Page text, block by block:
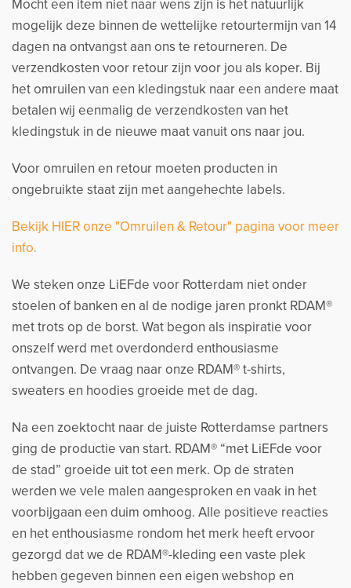
Mocht een item niet naar wens zijn is het natuurlijk
mogelijk deze binnen de wettelijke retourtermijn van 14
dagen na ontvangst aan ons te retourneren. De
verzendkosten voor retour zijn voor jou als koper. Bij
het omruilen van een kledingstuk naar een andere maat
betalen wij eenmalig de verzendkosten van het
kledingstuk in de nieuwe maat vanuit ons naar jou.
Voor omruilen en retour moeten producten in
ongebruikte staat zijn met aangehechte labels.
Bekijk HIER onze "Omruilen & Retour" pagina voor meer
info.
We steken onze LiEFde voor Rotterdam niet onder
stoelen of banken en al de nodige jaren pronkt RDAM®
met trots op de borst. Wat begon als inspiratie voor
onszelf werd met overdonderd enthousiasme
ontvangen. De vraag naar onze RDAM® t-shirts,
sweaters en hoodies groeide met de dag.
Na een zoektocht naar de juiste Rotterdamse partners
ging de productie van start. RDAM® “met LiEFde voor
de stad” groeide uit tot een merk. Op de straten
werden we vele malen aangesproken en vaak in het
voorbijgaan een duim omhoog. Alle positieve reacties
en het enthousiasme rondom het merk heeft ervoor
gezorgd dat we de RDAM®-kleding een vaste plek
hebben gegeven binnen een eigen webshop en